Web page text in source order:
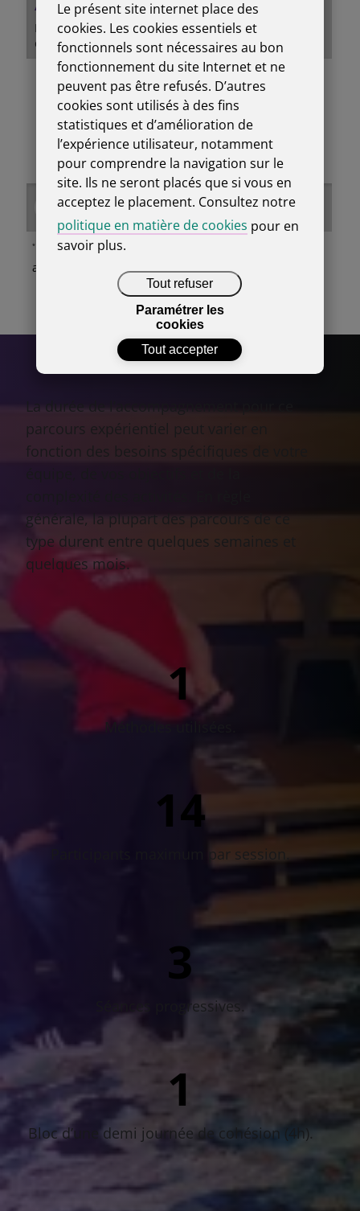
Aperçu tarifaire
Les offres* présentées ci-dessous sont indicatives
et ajustables selon vos besoins spécifiques.
< 15 pers. 1400
16 à 20 pers.
21 à 30 pers. 2450
31 à 40 pers. 3200
PARLER DE MON PROJET
*
Nos estimations s’entendent hors frais
administratifs et frais de transport.
La durée de l’accompagnement pour ce
parcours expérientiel peut varier en
fonction des besoins spécifiques de votre
générale, la plupart des parcours de ce
type durent entre quelques semaines et
quelques mois.
2
Méthodes utilisées.
24
Participants maximum par session.
6
Séances progressives.
3
Bloc d’une demi journée de cohésion (4h).
Le présent site internet place des
cookies. Les cookies essentiels et
fonctionnels sont nécessaires au bon
fonctionnement du site Internet et ne
peuvent pas être refusés. D’autres
cookies sont utilisés à des fins
statistiques et d’amélioration de
l’expérience utilisateur, notamment
pour comprendre la navigation sur le
site. Ils ne seront placés que si vous en
acceptez le placement. Consultez notre
politique en matière de cookies pour en
savoir plus.
Tout refuser
Paramétrer les
cookies
Tout accepter